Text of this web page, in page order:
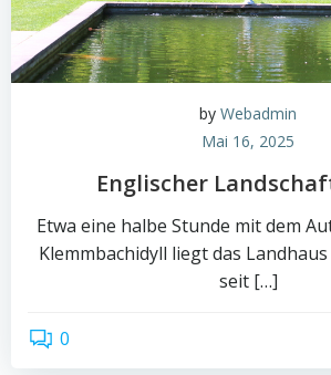
by Webadmin
Mai 16, 2025
Englischer
Etwa eine halbe Stunde mit dem
Klemmbachidyll liegt das
seit […]
0